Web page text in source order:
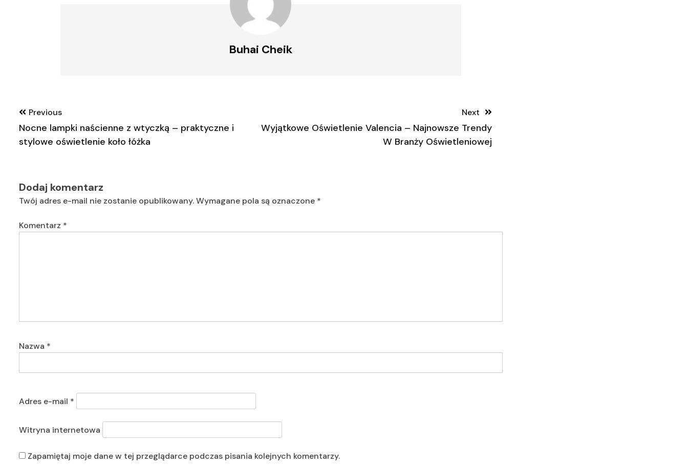
Buhai Cheik
Nawigacja
wpisu
Previous
Nocne lampki naścienne z wtyczką – praktyczne i
stylowe oświetlenie koło łóżka
Next
Wyjątkowe Oświetlenie Valencia – Najnowsze Trendy
W Branży Oświetleniowej
Dodaj komentarz
Twój adres e-mail nie zostanie opublikowany.Wymagane pola są oznaczone *
Komentarz *
Nazwa *
Adres e-mail *
Witryna internetowa
Zapamiętaj moje dane w tej przeglądarce podczas pisania kolejnych komentarzy.